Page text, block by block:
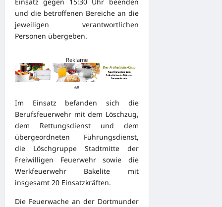
Einsatz gegen 15:30 Uhr beenden
und die betroffenen Bereiche an die
jeweiligen verantwortlichen
Personen übergeben.
Reklame
68
Im Einsatz befanden sich die
Berufsfeuerwehr mit dem Löschzug,
dem Rettungsdienst und dem
übergeordneten Führungsdienst,
die Löschgruppe Stadtmitte der
Freiwilligen Feuerwehr sowie die
Werkfeuerwehr Bakelite mit
insgesamt 20 Einsatzkräften.
Die Feuerwache an der Dortmunder